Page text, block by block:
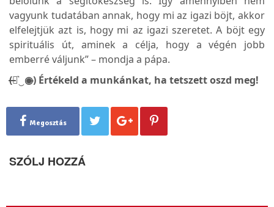
vagyunk tudatában annak, hogy mi az igazi böjt, akkor
elfelejtjük azt is, hogy mi az igazi szeretet. A böjt egy
spirituális út, aminek a célja, hogy a végén jobb
emberré váljunk” – mondja a pápa.
(̶◉͛‿◉̶) Értékeld a munkánkat, ha tetszett oszd meg!
Megosztás
SZÓLJ HOZZÁ